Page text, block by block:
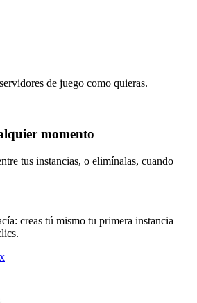
de juego como quieras.
momento
tus instancias, o elimínalas, cuando
creas tú mismo tu primera instancia